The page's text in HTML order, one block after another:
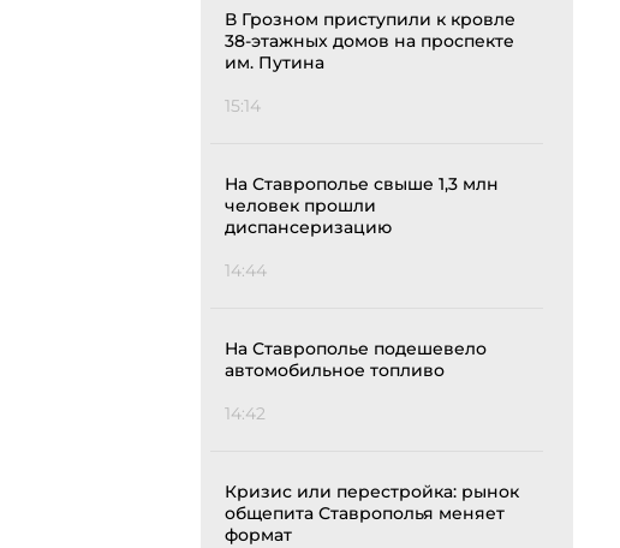
В Грозном приступили к кровле
38-этажных домов на проспекте
им. Путина
15:14
На Ставрополье свыше 1,3 млн
человек прошли
диспансеризацию
14:44
На Ставрополье подешевело
автомобильное топливо
14:42
Кризис или перестройка: рынок
общепита Ставрополья меняет
формат